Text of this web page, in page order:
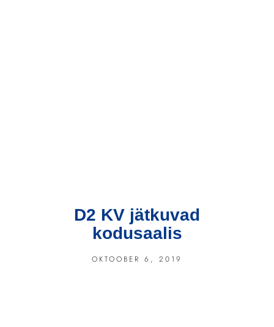
D2 KV jätkuvad
kodusaalis
OKTOOBER 6, 2019